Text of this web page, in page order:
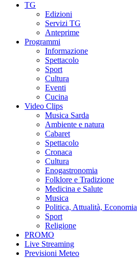
TG
Edizioni
Servizi TG
Anteprime
Programmi
Informazione
Spettacolo
Sport
Cultura
Eventi
Cucina
Video Clips
Musica Sarda
Ambiente e natura
Cabaret
Spettacolo
Cronaca
Cultura
Enogastronomia
Folklore e Tradizione
Medicina e Salute
Musica
Politica, Attualità, Economia
Sport
Religione
PROMO
Live Streaming
Previsioni Meteo